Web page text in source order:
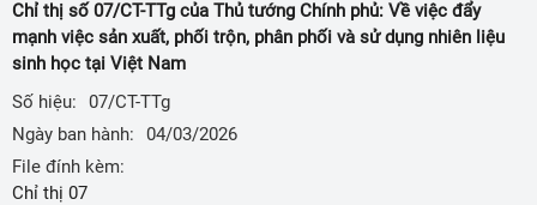
Chỉ thị số 07/CT-TTg của Thủ tướng Chính phủ: Về việc đẩy
mạnh việc sản xuất, phối trộn, phân phối và sử dụng nhiên liệu
sinh học tại Việt Nam
Số hiệu:
07/CT-TTg
Ngày ban hành:
04/03/2026
File đính kèm:
Chỉ thị 07